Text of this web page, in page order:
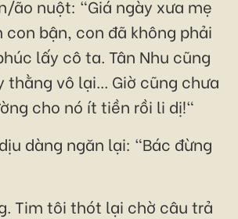
ão nuột: "Giá ngày xưa mẹ
con bận, con đã không phải
lấy cô ta. Tân Nhu cũng
thằng vô lại... Giờ cũng chưa
cho nó ít tiền rồi li dị!"
dàng ngăn lại: "Bác đừng
Tim tôi thót lại chờ câu trả